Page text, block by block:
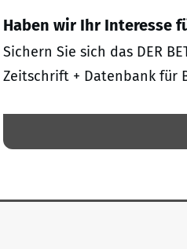
Haben wir Ihr Interesse
Sichern Sie sich das DER
Zeitschrift + Datenbank für